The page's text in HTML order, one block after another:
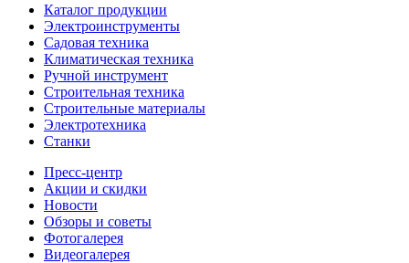
Размер резьбы
Размер резьбы
Характеризует тип и размер
присоединительной резьбы крана
Артикул
Класс герметичности затвора
Класс герметичности затвора
Характеризует величину протечки
рабочей среды при закрытом затворном
органе
Каталог продукции
Электроинструменты
Садовая техника
Климатическая техника
Ручной инструмент
Строительная техника
Строительные материалы
Электротехника
Станки
Пресс-центр
Акции и скидки
Новости
Обзоры и советы
Фотогалерея
Видеогалерея